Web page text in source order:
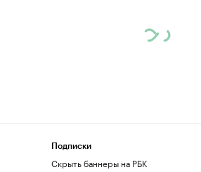
Подписки
Скрыть баннеры на РБК